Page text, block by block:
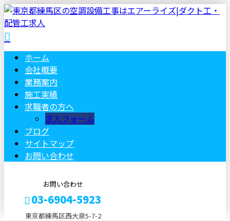
ホーム
会社概要
業務案内
施工実績
求職者の方へ
求人フォーム
ブログ
サイトマップ
お問い合わせ
お問い合わせ
03-6904-5923
東京都練馬区西大泉5-7-2